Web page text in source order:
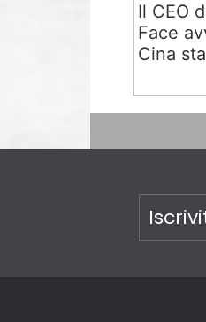
Il CEO
Face
Cina